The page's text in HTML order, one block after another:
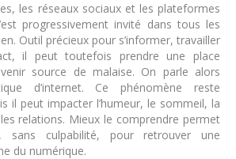
les réseaux sociaux et les plateformes
progressivement invité dans tous les
Outil précieux pour s’informer, travailler
il peut toutefois prendre une place
source de malaise. On parle alors
d’internet. Ce phénomène reste
il peut impacter l’humeur, le sommeil, la
relations. Mieux le comprendre permet
sans culpabilité, pour retrouver une
du numérique.